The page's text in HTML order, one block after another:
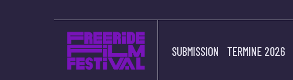
SUBMISSION TERMINE 2026